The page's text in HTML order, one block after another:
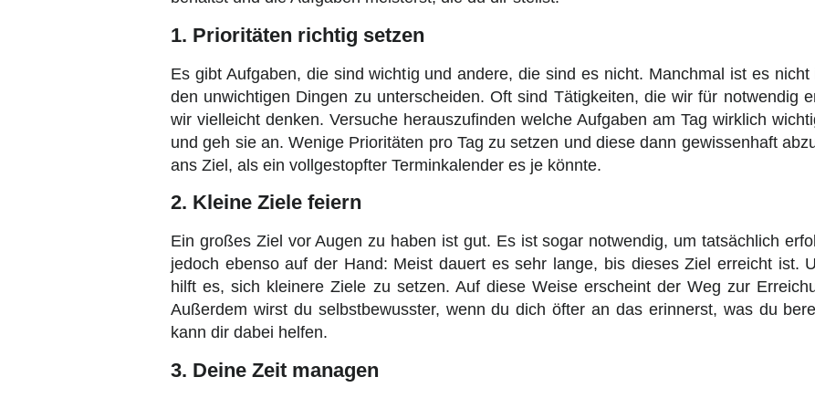
1. Prioritäten richtig setzen
Es gibt Aufgaben, die sind wichtig und andere, die sind es nicht. Manchmal ist es
den unwichtigen Dingen zu unterscheiden. Oft sind Tätigkeiten, die wir für notwendig
wir vielleicht denken. Versuche herauszufinden welche Aufgaben am Tag wirklich
und geh sie an. Wenige Prioritäten pro Tag zu setzen und diese dann gewissenhaft
ans Ziel, als ein vollgestopfter Terminkalender es je könnte.
2. Kleine Ziele feiern
Ein großes Ziel vor Augen zu haben ist gut. Es ist sogar notwendig, um tatsächlich
jedoch ebenso auf der Hand: Meist dauert es sehr lange, bis dieses Ziel erreicht ist.
hilft es, sich kleinere Ziele zu setzen. Auf diese Weise erscheint der Weg zur
Außerdem wirst du selbstbewusster, wenn du dich öfter an das erinnerst, was du
kann dir dabei helfen.
3. Deine Zeit managen